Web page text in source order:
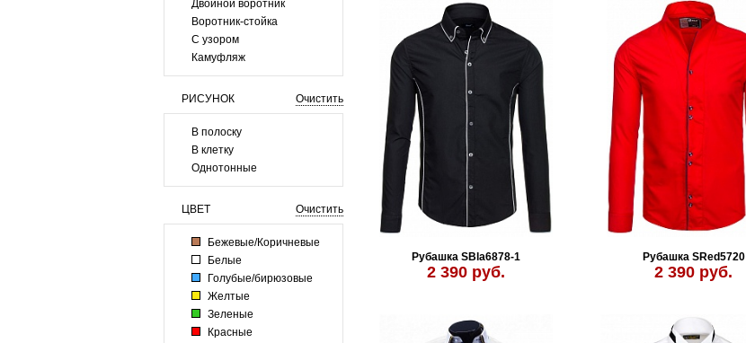
Двойной воротник
Воротник-стойка
С узором
Камуфляж
РИСУНОК Очистить
В полоску
В клетку
Однотонные
ЦВЕТ Очистить
Бежевые/Коричневые
Белые
Голубые/бирюзовые
Желтые
Зеленые
Красные
Рубашка SBla6878-1
2 390 руб.
Рубашка SRed5720
2 390 руб.